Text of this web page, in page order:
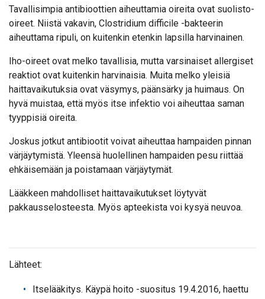
Tavallisimpia antibioottien aiheuttamia oireita ovat suolisto-
oireet. Niistä vakavin, Clostridium difficile -bakteerin
aiheuttama ripuli, on kuitenkin etenkin lapsilla harvinainen.
Iho-oireet ovat melko tavallisia, mutta varsinaiset allergiset
reaktiot ovat kuitenkin harvinaisia. Muita melko yleisiä
haittavaikutuksia ovat väsymys, päänsärky ja huimaus. On
hyvä muistaa, että myös itse infektio voi aiheuttaa saman
tyyppisiä oireita.
Joskus jotkut antibiootit voivat aiheuttaa hampaiden pinnan
värjäytymistä. Yleensä huolellinen hampaiden pesu riittää
ehkäisemään ja poistamaan värjäytymät.
Lääkkeen mahdolliset haittavaikutukset löytyvät
pakkausselosteesta. Myös apteekista voi kysyä neuvoa.
Lähteet:
Itselääkitys. Käypä hoito -suositus 19.4.2016, haettu